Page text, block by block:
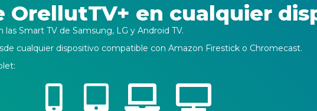
OrellutTV+ en cualquier
Smart TV de Samsung, LG y Android TV.
cualquier dispositivo compatible con Amazon Firestick o Chromecast.